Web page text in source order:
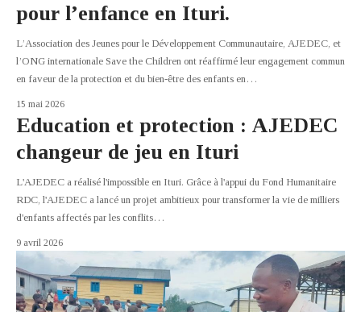
pour l’enfance en Ituri.
L’Association des Jeunes pour le Développement Communautaire, AJEDEC, et
l’ONG internationale Save the Children ont réaffirmé leur engagement commun
en faveur de la protection et du bien-être des enfants en…
15 mai 2026
Education et protection : AJEDEC
changeur de jeu en Ituri
L'AJEDEC a réalisé l'impossible en Ituri. Grâce à l'appui du Fond Humanitaire
RDC, l'AJEDEC a lancé un projet ambitieux pour transformer la vie de milliers
d'enfants affectés par les conflits…
9 avril 2026